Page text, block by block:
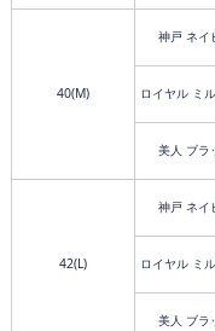
40(M)
神戸 ネイ
ロイヤル ミ
美人 ブラ
42(L)
神戸 ネイ
ロイヤル ミ
美人 ブラ